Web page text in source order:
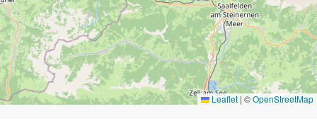
Leaflet | ©OpenStreetMap